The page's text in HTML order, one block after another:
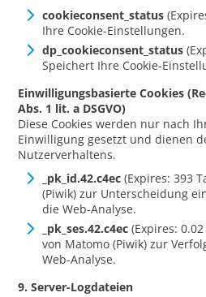
cookieconsent_status
Ihre Cookie-Einstellungen.
dp_cookieconsent_status
Speichert Ihre Cookie-
Einwilligungsbasierte Cookies
Abs. 1 lit. a DSGVO)
Diese Cookies werden nur nach
Einwilligung gesetzt und dienen
Nutzerverhaltens.
_pk_id.42.c4ec (Expires: 393
(Piwik) zur Unterscheidung
die Web-Analyse.
_pk_ses.42.c4ec (Expires:
von Matomo (Piwik) zur
Web-Analyse.
9. Server-Logdateien